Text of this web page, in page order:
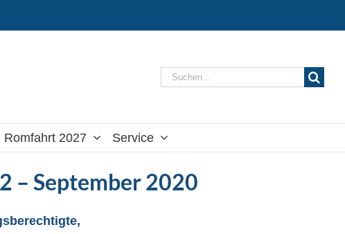
Suche
Romfahrt 2027 Service
– September 2020